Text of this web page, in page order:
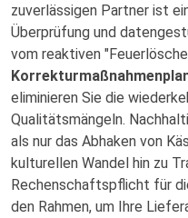
zuverlässigen Partner ist
Überprüfung und
vom reaktiven
eliminieren Sie die
Qualitätsmängeln.
als nur das Abhaken von
kulturellen Wandel hin zu
Rechenschaftspflicht für
den Rahmen, um Ihre